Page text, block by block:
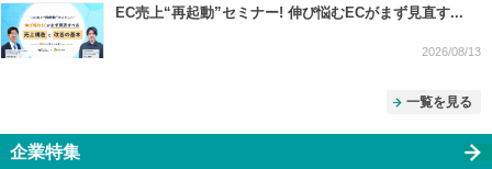
EC売上“再起動”セミナー! 伸び悩むECがまず見直す...
2026/08/13
一覧を見る
企業特集